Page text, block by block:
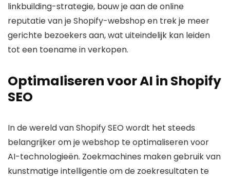
linkbuilding-strategie, bouw je aan de online
reputatie van je Shopify-webshop en trek je meer
gerichte bezoekers aan, wat uiteindelijk kan leiden
tot een toename in verkopen.
Optimaliseren voor AI in Shopify
SEO
In de wereld van Shopify SEO wordt het steeds
belangrijker om je webshop te optimaliseren voor
AI-technologieën. Zoekmachines maken gebruik van
kunstmatige intelligentie om de zoekresultaten te